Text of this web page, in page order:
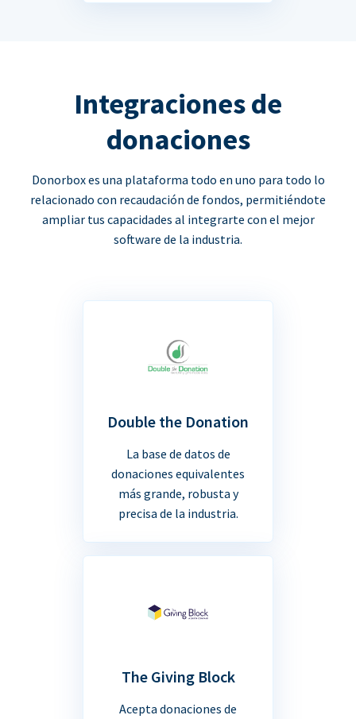
Integraciones de
donaciones
Donorbox es una plataforma todo en uno para todo lo
relacionado con recaudación de fondos, permitiéndote
ampliar tus capacidades al integrarte con el mejor
software de la industria.
Double the Donation
La base de datos de
donaciones equivalentes
más grande, robusta y
precisa de la industria.
The Giving Block
Acepta donaciones de